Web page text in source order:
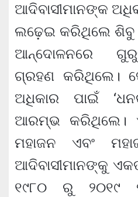
ଆଦିବାସୀମାନଙ୍କ
ଲଢ଼େଇ କରିଥିଲେ ଶିବୁ
ଆନ୍ଦୋଳନରେ
ଗ୍ରହଣ କରିଥିଲେ।
ଅଧିକାର ପାଇଁ
ଆରମ୍ଭ କରିଥିଲେ।
ମହାଜନ ଏବଂ
ଆଦିବାସୀମାନଙ୍କୁ
୧୯୮୦ ରୁ ୨୦୧୯